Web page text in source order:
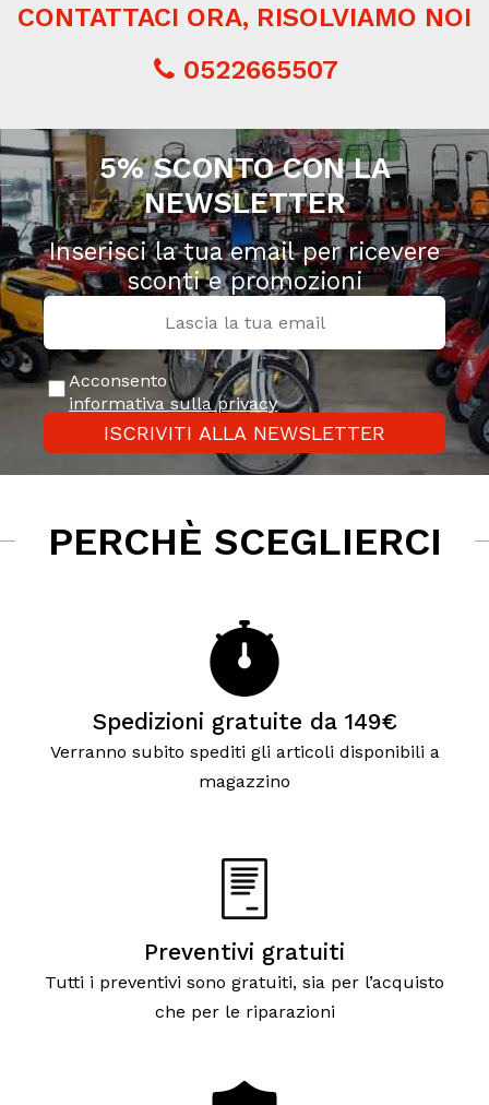
CONTATTACI ORA, RISOLVIAMO NOI
0522665507
5% SCONTO CON LA
NEWSLETTER
Inserisci la tua email per ricevere
sconti e promozioni
Acconsento
informativa sulla privacy
ISCRIVITI ALLA NEWSLETTER
PERCHÈ SCEGLIERCI
Spedizioni gratuite da 149€
Verranno subito spediti gli articoli disponibili a
magazzino
Preventivi gratuiti
Tutti i preventivi sono gratuiti, sia per l’acquisto
che per le riparazioni